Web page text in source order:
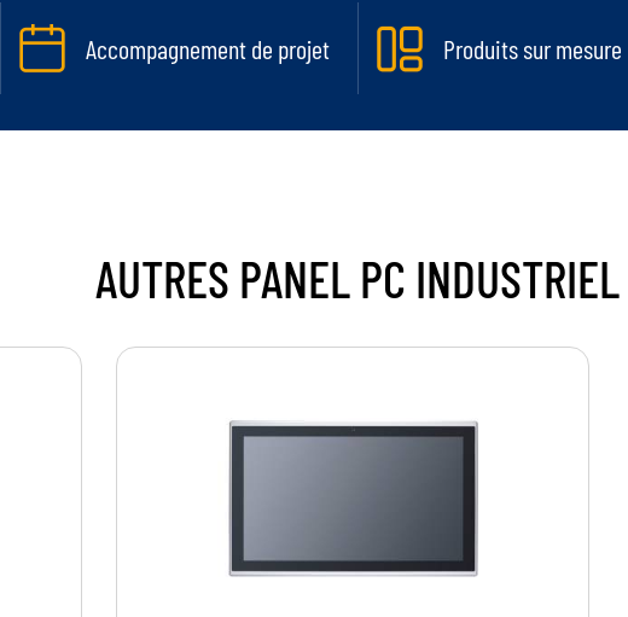
Accompagnement de projet Produits sur mesure
AUTRES PANEL PC INDUSTRIEL